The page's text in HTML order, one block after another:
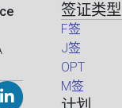
签证类型
F签
J签
OPT
M签